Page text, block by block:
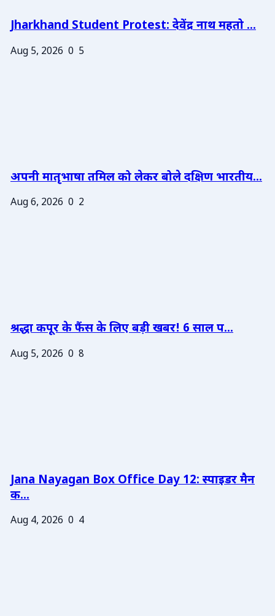
Jharkhand Student Protest: देवेंद्र नाथ महतो ...
Aug 5, 2026 0 5
अपनी मातृभाषा तमिल को लेकर बोले दक्षिण भारतीय...
Aug 6, 2026 0 2
श्रद्धा कपूर के फैंस के लिए बड़ी खबर! 6 साल प...
Aug 5, 2026 0 8
Jana Nayagan Box Office Day 12: स्पाइडर मैन
क...
Aug 4, 2026 0 4